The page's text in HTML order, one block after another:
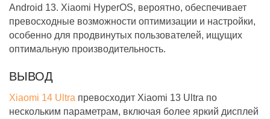
Android 13. Xiaomi HyperOS, вероятно, обеспечивает
превосходные возможности оптимизации и настройки,
особенно для продвинутых пользователей, ищущих
оптимальную производительность.
ВЫВОД
Xiaomi 14 Ultra превосходит Xiaomi 13 Ultra по
нескольким параметрам, включая более яркий дисплей